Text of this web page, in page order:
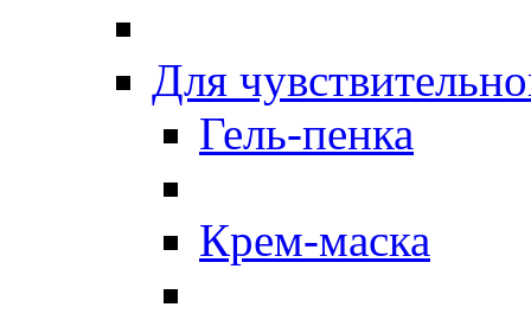
Для
Гель-пенка
Крем-маска